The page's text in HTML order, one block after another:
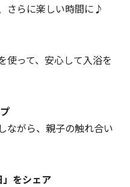
さらに楽しい時間に♪
って、安心して入浴を
がら、親子の触れ合い
」をシェア